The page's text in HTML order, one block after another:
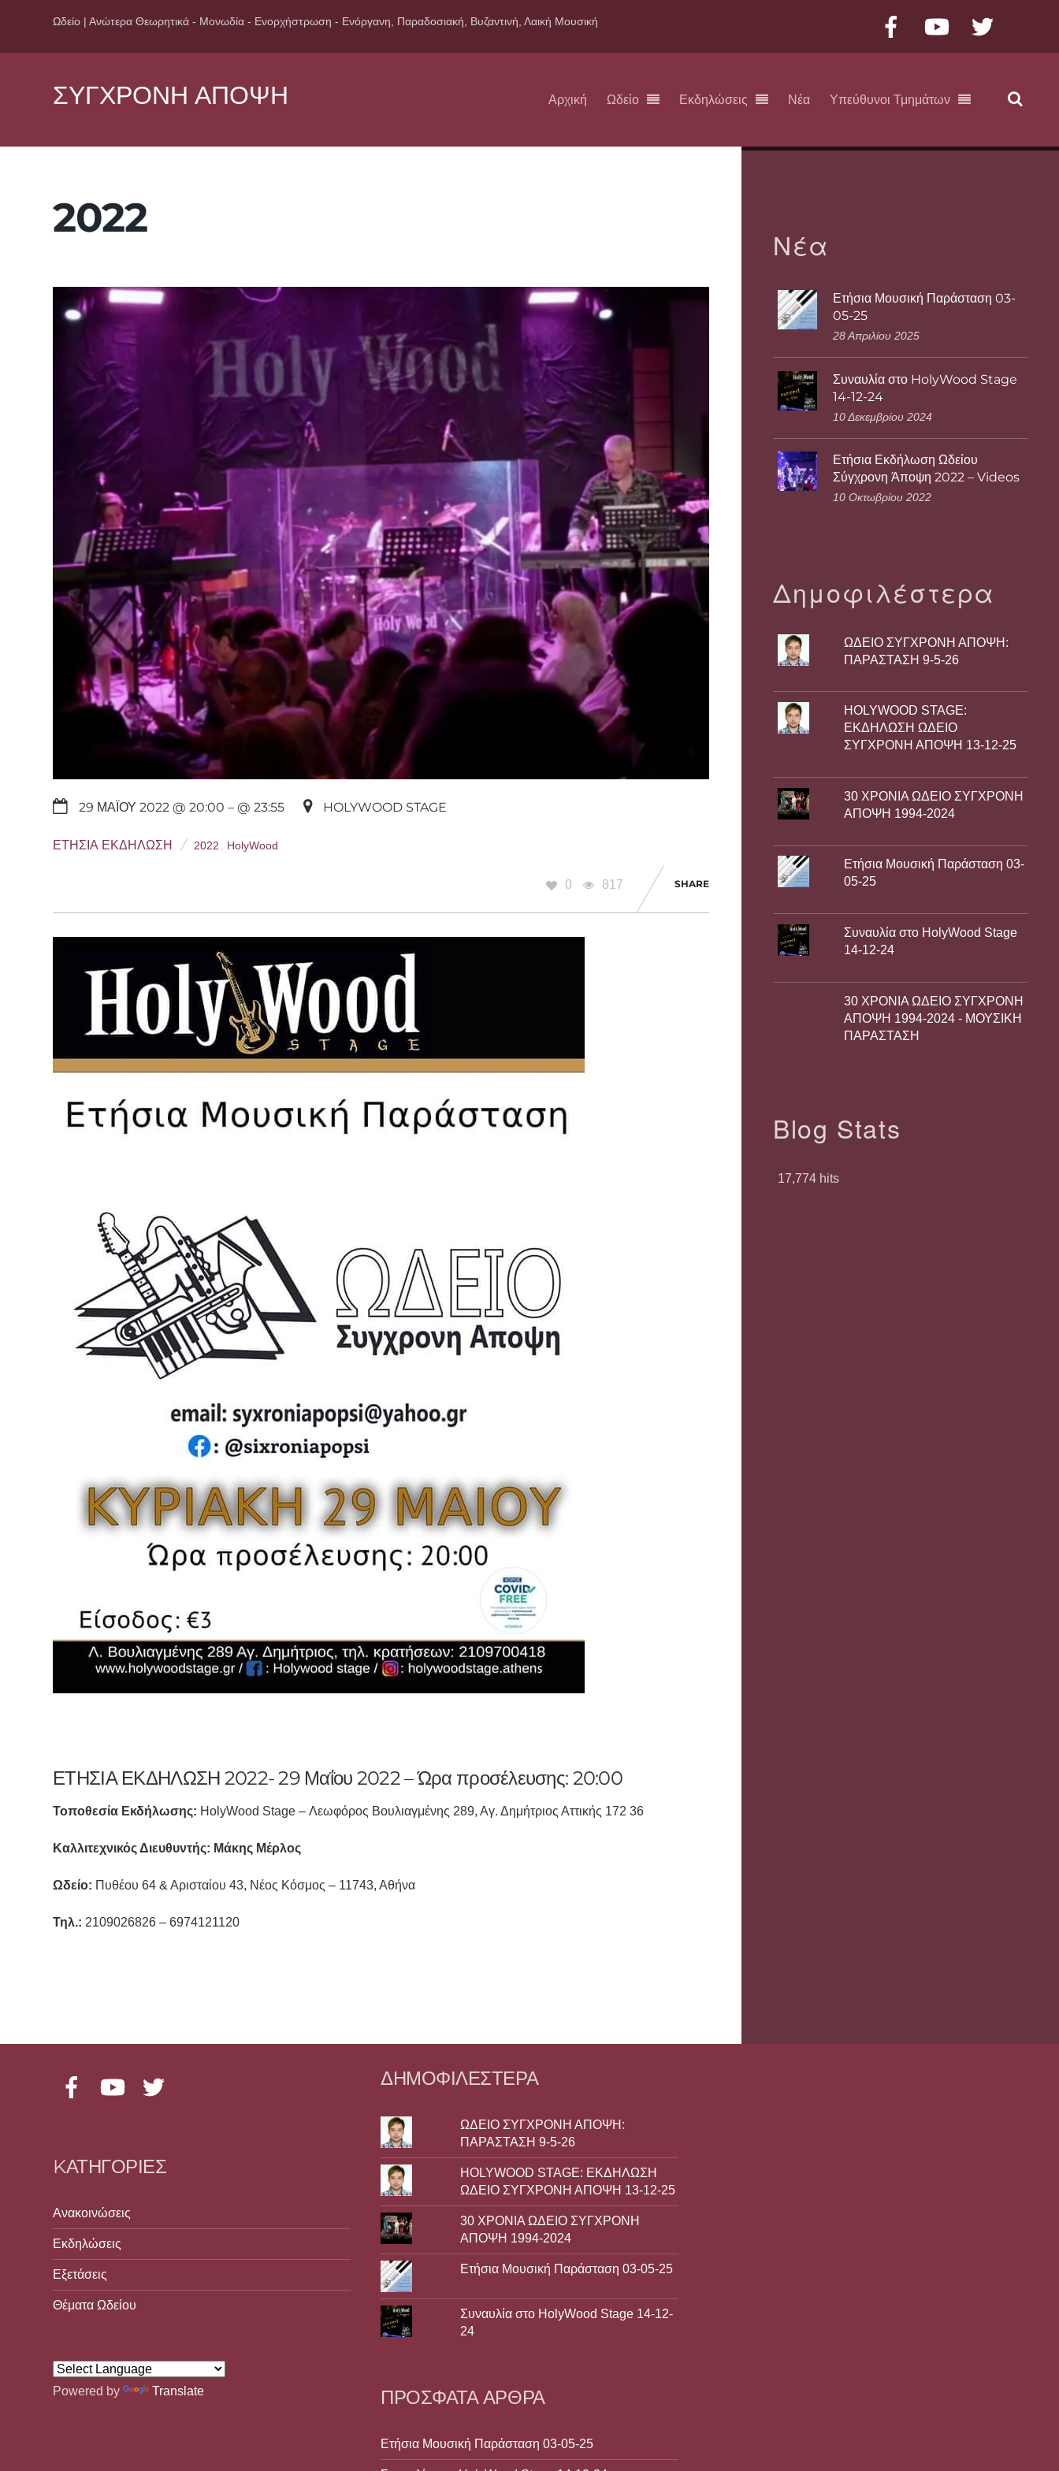
Ωδείο | Ανώτερα Θεωρητικά - Μονωδία - Ενορχήστρωση - Ενόργανη, Παραδοσιακή, Βυζαντινή, Λαική Μουσική Facebook YouTube
ΣΥΓΧΡΟΝΗ ΑΠΟΨΗ Αρχική Ωδείο Εκδηλώσεις Νέα Υπεύθυνοι Τμημάτων
2022
29 ΜΑΪ́ΟΥ 2022 @ 20:00– @ 23:55 HOLYWOOD STAGE
ΕΤΉΣΙΑ ΕΚΔΉΛΩΣΗ 2022 , HolyWood
0 817 SHARE
ΕΤΗΣΙΑ ΕΚΔΗΛΩΣΗ 2022- 29 Μαΐου 2022 – Ώρα προσέλευσης: 20:00
Τοποθεσία Εκδήλωσης: HolyWood Stage – Λεωφόρος Βουλιαγμένης 289, Αγ. Δημήτριος Αττικής 172 36
Καλλιτεχνικός Διευθυντής: Μάκης Μέρλος
Ωδείο: Πυθέου 64 & Αρισταίου 43, Νέος Κόσμος – 11743, Αθήνα
Τηλ.: 2109026826 – 6974121120
Νέα
Ετήσια Μουσική Παράσταση 03-
05-25
28 Απριλίου 2025
Συναυλία στο HolyWood Stage
14-12-24
10 Δεκεμβρίου 2024
Ετήσια Εκδήλωση Ωδείου
Σύγχρονη Άποψη 2022 – Videos
10 Οκτωβρίου 2022
Δημοφιλέστερα
ΩΔΕΙΟ ΣΥΓΧΡΟΝΗ ΑΠΟΨΗ:
ΠΑΡΑΣΤΑΣΗ 9-5-26
HOLYWOOD STAGE:
ΕΚΔΗΛΩΣΗ ΩΔΕΙΟ
ΣΥΓΧΡΟΝΗ ΑΠΟΨΗ 13-12-25
30 ΧΡΟΝΙΑ ΩΔΕΙΟ ΣΥΓΧΡΟΝΗ
ΑΠΟΨΗ 1994-2024
Ετήσια Μουσική Παράσταση 03-
05-25
Συναυλία στο HolyWood Stage
14-12-24
30 ΧΡΟΝΙΑ ΩΔΕΙΟ ΣΥΓΧΡΟΝΗ
ΑΠΟΨΗ 1994-2024 - ΜΟΥΣΙΚΗ
ΠΑΡΑΣΤΑΣΗ
Blog Stats
17,774 hits
FacebookYouTube
KΑΤΗΓΟΡΊΕΣ
Ανακοινώσεις
Εκδηλώσεις
Εξετάσεις
Θέματα Ωδείου
Powered by Translate
ΔΗΜΟΦΙΛΈΣΤΕΡΑ
ΩΔΕΙΟ ΣΥΓΧΡΟΝΗ ΑΠΟΨΗ:
ΠΑΡΑΣΤΑΣΗ 9-5-26
HOLYWOOD STAGE: ΕΚΔΗΛΩΣΗ
ΩΔΕΙΟ ΣΥΓΧΡΟΝΗ ΑΠΟΨΗ 13-12-25
30 ΧΡΟΝΙΑ ΩΔΕΙΟ ΣΥΓΧΡΟΝΗ
ΑΠΟΨΗ 1994-2024
Ετήσια Μουσική Παράσταση 03-05-25
Συναυλία στο HolyWood Stage 14-12-
24
ΠΡΌΣΦΑΤΑ ΆΡΘΡΑ
Ετήσια Μουσική Παράσταση 03-05-25